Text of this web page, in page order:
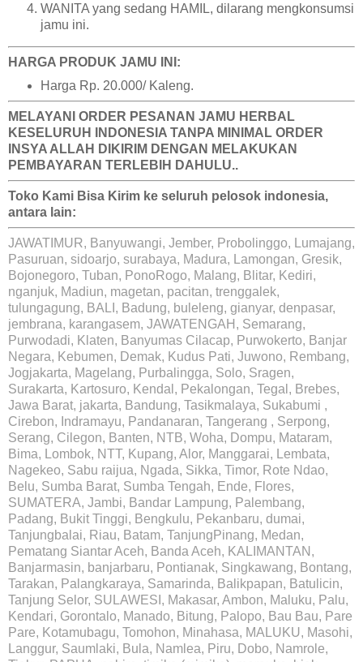
WANITA yang sedang HAMIL, dilarang mengkonsumsi
jamu ini.
HARGA PRODUK JAMU INI:
Harga Rp. 20.000/ Kaleng.
MELAYANI ORDER PESANAN JAMU HERBAL
KESELURUH INDONESIA TANPA MINIMAL ORDER
INSYA ALLAH DIKIRIM DENGAN MELAKUKAN
PEMBAYARAN TERLEBIH DAHULU..
Toko Kami Bisa Kirim ke seluruh pelosok indonesia,
antara lain:
JAWATIMUR, Banyuwangi, Jember, Probolinggo, Lumajang,
Pasuruan, sidoarjo, surabaya, Madura, Lamongan, Gresik,
Bojonegoro, Tuban, PonoRogo, Malang, Blitar, Kediri,
nganjuk, Madiun, magetan, pacitan, trenggalek,
tulungagung, BALI, Badung, buleleng, gianyar, denpasar,
jembrana, karangasem, JAWATENGAH, Semarang,
Purwodadi, Klaten, Banyumas Cilacap, Purwokerto, Banjar
Negara, Kebumen, Demak, Kudus Pati, Juwono, Rembang,
Jogjakarta, Magelang, Purbalingga, Solo, Sragen,
Surakarta, Kartosuro, Kendal, Pekalongan, Tegal, Brebes,
Jawa Barat, jakarta, Bandung, Tasikmalaya, Sukabumi ,
Cirebon, Indramayu, Pandanaran, Tangerang , Serpong,
Serang, Cilegon, Banten, NTB, Woha, Dompu, Mataram,
Bima, Lombok, NTT, Kupang, Alor, Manggarai, Lembata,
Nagekeo, Sabu raijua, Ngada, Sikka, Timor, Rote Ndao,
Belu, Sumba Barat, Sumba Tengah, Ende, Flores,
SUMATERA, Jambi, Bandar Lampung, Palembang,
Padang, Bukit Tinggi, Bengkulu, Pekanbaru, dumai,
Tanjungbalai, Riau, Batam, TanjungPinang, Medan,
Pematang Siantar Aceh, Banda Aceh, KALIMANTAN,
Banjarmasin, banjarbaru, Pontianak, Singkawang, Bontang,
Tarakan, Palangkaraya, Samarinda, Balikpapan, Batulicin,
Tanjung Selor, SULAWESI, Makasar, Ambon, Maluku, Palu,
Kendari, Gorontalo, Manado, Bitung, Palopo, Bau Bau, Pare
Pare, Kotamubagu, Tomohon, Minahasa, MALUKU, Masohi,
Langgur, Saumlaki, Bula, Namlea, Piru, Dobo, Namrole,